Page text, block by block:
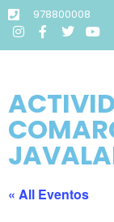
978800008
« All Eventos